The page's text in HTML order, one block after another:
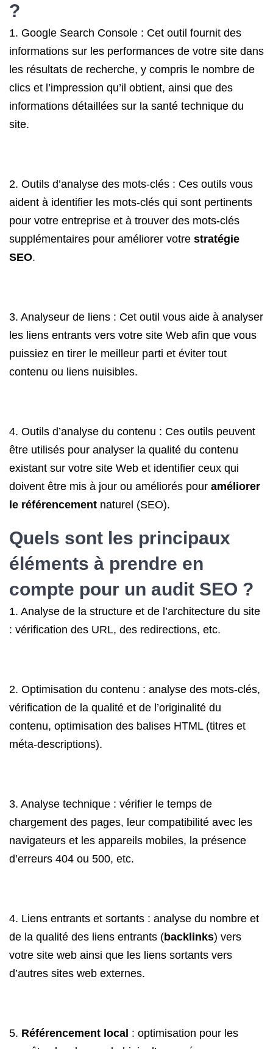
?
1. Google Search Console : Cet outil fournit des
informations sur les performances de votre site dans
les résultats de recherche, y compris le nombre de
clics et l’impression qu’il obtient, ainsi que des
informations détaillées sur la santé technique du
site.
2. Outils d’analyse des mots-clés : Ces outils vous
aident à identifier les mots-clés qui sont pertinents
pour votre entreprise et à trouver des mots-clés
supplémentaires pour améliorer votre stratégie
SEO.
3. Analyseur de liens : Cet outil vous aide à analyser
les liens entrants vers votre site Web afin que vous
puissiez en tirer le meilleur parti et éviter tout
contenu ou liens nuisibles.
4. Outils d’analyse du contenu : Ces outils peuvent
être utilisés pour analyser la qualité du contenu
existant sur votre site Web et identifier ceux qui
doivent être mis à jour ou améliorés pour améliorer
le référencement naturel (SEO).
Quels sont les principaux
éléments à prendre en
compte pour un audit SEO ?
1. Analyse de la structure et de l’architecture du site
: vérification des URL, des redirections, etc.
2. Optimisation du contenu : analyse des mots-clés,
vérification de la qualité et de l’originalité du
contenu, optimisation des balises HTML (titres et
méta-descriptions).
3. Analyse technique : vérifier le temps de
chargement des pages, leur compatibilité avec les
navigateurs et les appareils mobiles, la présence
d’erreurs 404 ou 500, etc.
4. Liens entrants et sortants : analyse du nombre et
de la qualité des liens entrants (backlinks) vers
votre site web ainsi que les liens sortants vers
d’autres sites web externes.
5. Référencement local : optimisation pour les